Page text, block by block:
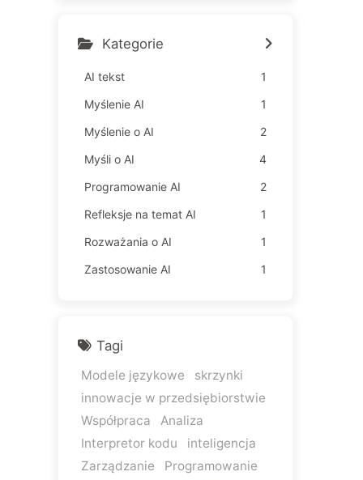
ymi – Powoli uczymy się AI
Kategorie
AI tekst
1
Myślenie AI
1
Myślenie o AI
2
Myśli o AI
4
Programowanie AI
2
Refleksje na temat AI
1
Rozważania o AI
1
Zastosowanie AI
1
Tagi
Modele językowe
skrzynki
innowacje w przedsiębiorstwie
Współpraca
Analiza
Interpretor kodu
inteligencja
Zarządzanie
Programowanie